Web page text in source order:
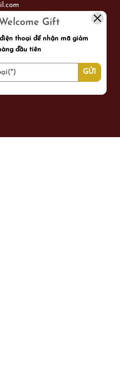
Nhật từ 09h00 - 21h00
Gift
thoại để nhận mã giảm
đầu tiên